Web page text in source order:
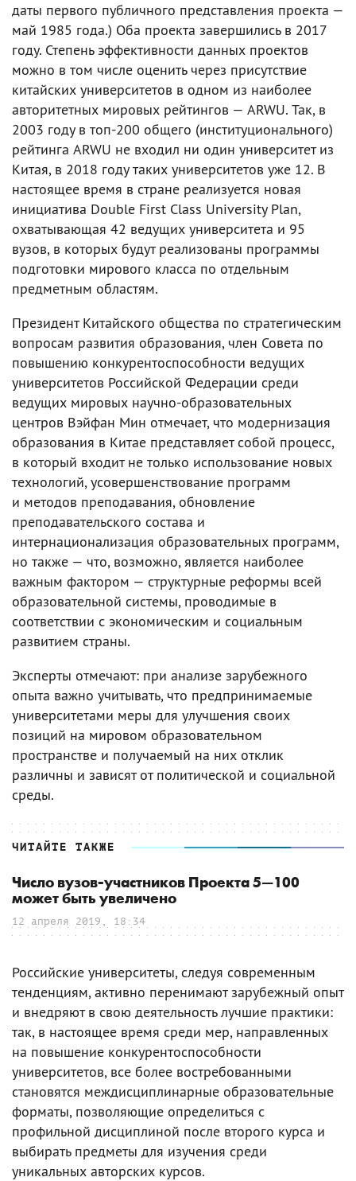
даты первого публичного представления проекта —
май 1985 года.) Оба проекта завершились в 2017
году. Степень эффективности данных проектов
можно в том числе оценить через присутствие
китайских университетов в одном из наиболее
авторитетных мировых рейтингов — ARWU. Так, в
2003 году в топ-200 общего (институционального)
рейтинга ARWU не входил ни один университет из
Китая, в 2018 году таких университетов уже 12. В
настоящее время в стране реализуется новая
инициатива Double First Class University Plan,
охватывающая 42 ведущих университета и 95
вузов, в которых будут реализованы программы
подготовки мирового класса по отдельным
предметным областям.
Президент Китайского общества по стратегическим
вопросам развития образования, член Совета по
повышению конкурентоспособности ведущих
университетов Российской Федерации среди
ведущих мировых научно-образовательных
центров Вэйфан Мин отмечает, что модернизация
образования в Китае представляет собой процесс,
в который входит не только использование новых
технологий, усовершенствование программ
и методов преподавания, обновление
преподавательского состава и
интернационализация образовательных программ,
но также — что, возможно, является наиболее
важным фактором — структурные реформы всей
образовательной системы, проводимые в
соответствии с экономическим и социальным
развитием страны.
Эксперты отмечают: при анализе зарубежного
опыта важно учитывать, что предпринимаемые
университетами меры для улучшения своих
позиций на мировом образовательном
пространстве и получаемый на них отклик
различны и зависят от политической и социальной
среды.
ЧИТАЙТЕ ТАКЖЕ
Число вузов-участников Проекта 5—100
может быть увеличено
12 апреля 2019, 18:34
Российские университеты, следуя современным
тенденциям, активно перенимают зарубежный опыт
и внедряют в свою деятельность лучшие практики:
так, в настоящее время среди мер, направленных
на повышение конкурентоспособности
университетов, все более востребованными
становятся междисциплинарные образовательные
форматы, позволяющие определиться с
профильной дисциплиной после второго курса и
выбирать предметы для изучения среди
уникальных авторских курсов.